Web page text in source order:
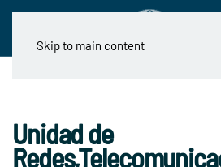
Skip to main content
Unidad de